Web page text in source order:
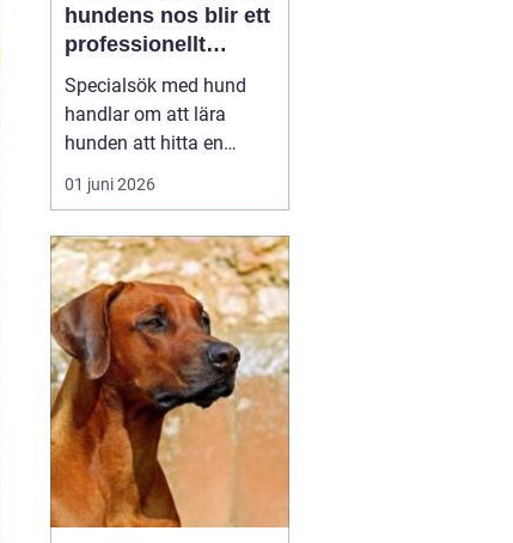
hundens nos blir ett
professionellt
verktyg
Specialsök med hund
handlar om att lära
hunden att hitta en
specifik doft, till exempel
narkotika, vägglöss,
ämnen som människor
har svårt att upptäcka
själva. Genom
strukturerad träning kan
både arbets- och
sällskapshundar ut...
01 juni 2026